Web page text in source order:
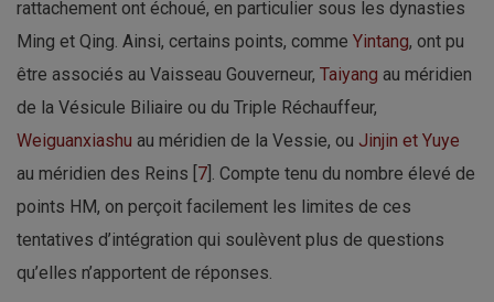
rattachement ont échoué, en particulier sous les dynasties
Ming et Qing. Ainsi, certains points, comme Yintang, ont pu
être associés au Vaisseau Gouverneur, Taiyang au méridien
de la Vésicule Biliaire ou du Triple Réchauffeur,
Weiguanxiashu au méridien de la Vessie, ou Jinjin et Yuye
au méridien des Reins [ 7 ]. Compte tenu du nombre élevé de
points HM, on perçoit facilement les limites de ces
tentatives d’intégration qui soulèvent plus de questions
qu’elles n’apportent de réponses.